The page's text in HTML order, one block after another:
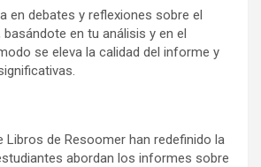
en debates y reflexiones sobre el
en tu análisis y en el
se eleva la calidad del informe y
Libros de Resoomer han redefinido la
abordan los informes sobre